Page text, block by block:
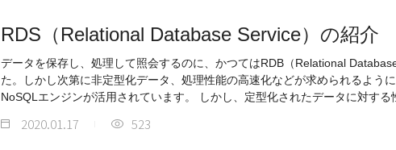
RDS（Relational Database Service）の紹介
データを保存し、処理して照会するのに、かつてはRDB（Relational
た。しかし次第に非定型化データ、処理性能の高速化などが求められるよう
NoSQLエンジンが活用されています。 しかし、定型化されたデータに対する
2020.01.17 523